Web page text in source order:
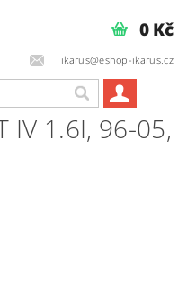
ikarus@eshop-ikarus.cz
0 Kč
IV 1.6I, 96-05,